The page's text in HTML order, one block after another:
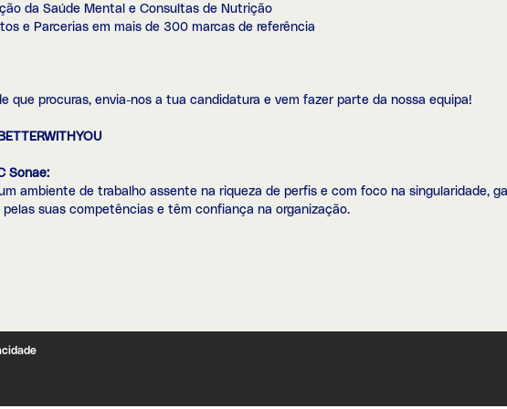
da Saúde Mental e Consultas de Nutrição
e Parcerias em mais de 300 marcas de referência
que procuras, envia-nos a tua candidatura e vem fazer parte da nossa equipa!
Sonae:
ambiente de trabalho assente na riqueza de perfis e com foco na singularidade,
pelas suas competências e têm confiança na organização.